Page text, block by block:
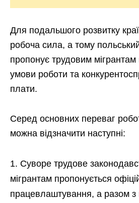
Для подальшого розвитку
робоча сила, а тому
пропонує трудовим
умови роботи та
плати.
Серед основних переваг
можна відзначити наступні:
Суворе трудове
мігрантам пропонується
працевлаштування, а разом з